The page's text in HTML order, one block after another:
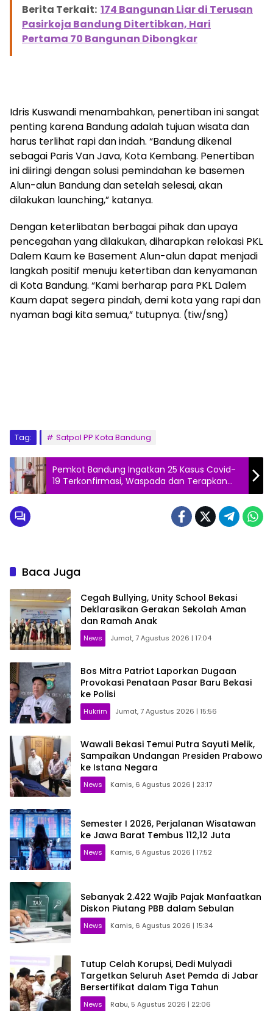
Berita Terkait: 174 Bangunan Liar di Terusan
Pasirkoja Bandung Ditertibkan, Hari
Pertama 70 Bangunan Dibongkar
Idris Kuswandi menambahkan, penertiban ini sangat
penting karena Bandung adalah tujuan wisata dan
harus terlihat rapi dan indah. “Bandung dikenal
sebagai Paris Van Java, Kota Kembang. Penertiban
ini diiringi dengan solusi pemindahan ke basemen
Alun-alun Bandung dan setelah selesai, akan
dilakukan launching,” katanya.
Dengan keterlibatan berbagai pihak dan upaya
pencegahan yang dilakukan, diharapkan relokasi PKL
Dalem Kaum ke Basement Alun-alun dapat menjadi
langkah positif menuju ketertiban dan kenyamanan
di Kota Bandung. “Kami berharap para PKL Dalem
Kaum dapat segera pindah, demi kota yang rapi dan
nyaman bagi kita semua,” tutupnya. (tiw/sng)
Tag: Satpol PP Kota Bandung
Pemkot Bandung Ingatkan 25 Kasus Covid-
19 Terkonfirmasi, Waspada dan Terapkan
PHBS
Baca Juga
Cegah Bullying, Unity School Bekasi
Deklarasikan Gerakan Sekolah Aman
dan Ramah Anak
News Jumat, 7 Agustus 2026 | 17:04
Bos Mitra Patriot Laporkan Dugaan
Provokasi Penataan Pasar Baru Bekasi
ke Polisi
Hukrim Jumat, 7 Agustus 2026 | 15:56
Wawali Bekasi Temui Putra Sayuti Melik,
Sampaikan Undangan Presiden Prabowo
ke Istana Negara
News Kamis, 6 Agustus 2026 | 23:17
Semester I 2026, Perjalanan Wisatawan
ke Jawa Barat Tembus 112,12 Juta
News Kamis, 6 Agustus 2026 | 17:52
Sebanyak 2.422 Wajib Pajak Manfaatkan
Diskon Piutang PBB dalam Sebulan
News Kamis, 6 Agustus 2026 | 15:34
Tutup Celah Korupsi, Dedi Mulyadi
Targetkan Seluruh Aset Pemda di Jabar
Bersertifikat dalam Tiga Tahun
News Rabu, 5 Agustus 2026 | 22:06